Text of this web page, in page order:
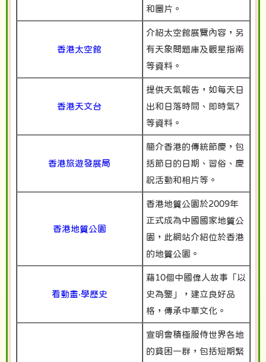
和圖片。
香港太空館
介紹太空館展覽內容，另
有天象問題庫及觀星指南
等資料。
香港天文台
提供天氣報告，如每天日
出和日落時間、即時氣?
等資料。
香港旅遊發展局
簡介香港的傳統節慶，包
括節日的日期、習俗、慶
祝活動和相片等。
香港地質公園
香港地質公園於2009年
正式成為中國國家地質公
園，此網站介紹位於香港
的地質公園。
看動畫‧學歷史
藉10個中國偉人故事「以
史為鑒」，建立良好品
格，傳承中華文化。
宣明會積極服侍世界各地
的貧困一群，包括短期緊